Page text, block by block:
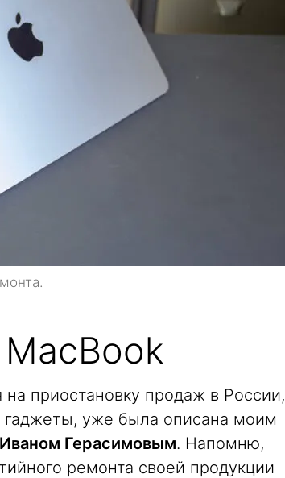
приостановку продаж в России,
уже была описана моим
Герасимовым. Напомню,
ремонта своей продукции